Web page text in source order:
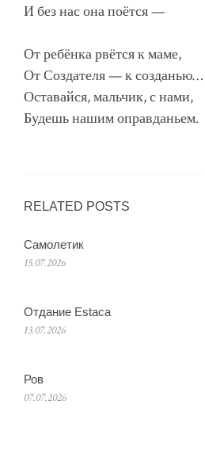
И без нас она поётся —
От ребёнка рвётся к маме,
От Создателя — к созданью…
Оставайся, мальчик, с нами,
Будешь нашим оправданьем.
RELATED POSTS
Самолетик
15.07.2026
Отдание Estaca
13.07.2026
Ров
07.07.2026